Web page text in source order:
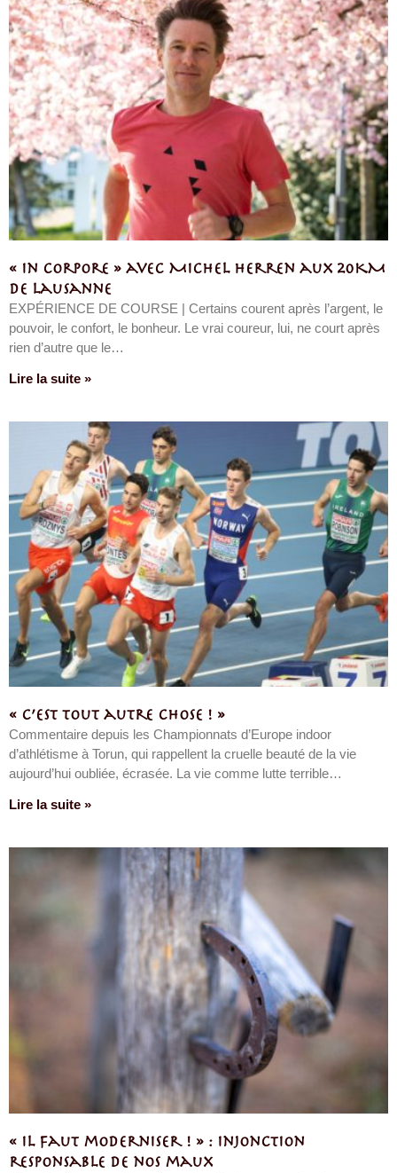
« In corpore » avec Michel Herren aux 20KM
de Lausanne
EXPÉRIENCE DE COURSE | Certains courent après l’argent, le
pouvoir, le confort, le bonheur. Le vrai coureur, lui, ne court après
rien d’autre que le…
Lire la suite »
« C’est tout autre chose ! »
Commentaire depuis les Championnats d’Europe indoor
d’athlétisme à Torun, qui rappellent la cruelle beauté de la vie
aujourd’hui oubliée, écrasée. La vie comme lutte terrible…
Lire la suite »
« Il faut moderniser ! » : injonction
responsable de nos maux